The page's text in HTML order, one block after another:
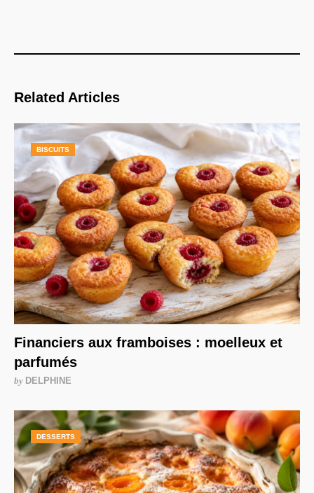
Related Articles
BISCUITS
Financiers aux framboises : moelleux et
parfumés
by DELPHINE
DESSERTS